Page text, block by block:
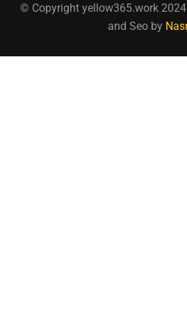
© Copyright yellow365.work
and Seo by